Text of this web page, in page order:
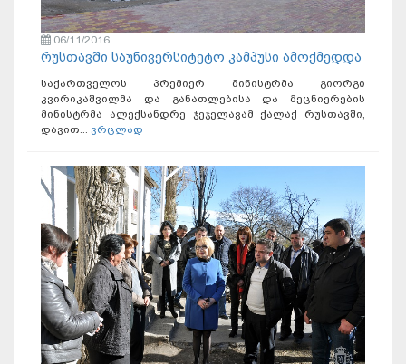
06/11/2016
რუსთავში საუნივერსიტეტო კამპუსი ამოქმედდა
საქართველოს პრემიერ მინისტრმა გიორგი
კვირიკაშვილმა და განათლებისა და მეცნიერების
მინისტრმა ალექსანდრე ჯეჯელავამ ქალაქ რუსთავში,
დავით... ვრცლად